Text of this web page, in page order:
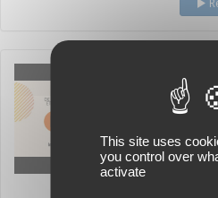
en
This site uses
you control over
activate